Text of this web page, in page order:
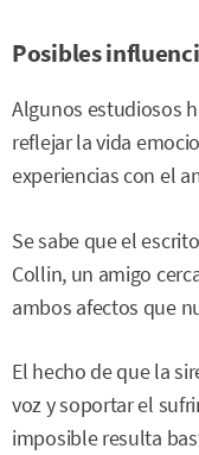
Posibles
Algunos estudiosos
reflejar la vida
experiencias con el
Se sabe que el
Collin, un amigo
ambos afectos que
El hecho de que la
voz y soportar el
imposible resulta